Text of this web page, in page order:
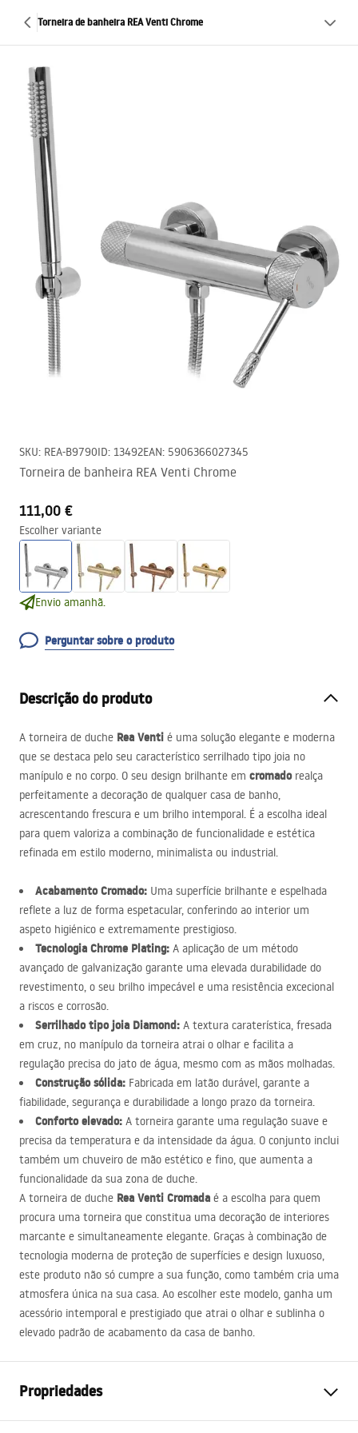
Torneira de banheira REA Venti Chrome
SKU: REA-B9790ID: 13492EAN: 5906366027345
Torneira de banheira REA Venti Chrome
111,00 €
Escolher variante
Envio amanhã.
Perguntar sobre o produto
Descrição do produto
A torneira de duche Rea Venti é uma solução elegante e moderna
que se destaca pelo seu característico serrilhado tipo joia no
manípulo e no corpo. O seu design brilhante em cromadorealça
perfeitamente a decoração de qualquer casa de banho,
acrescentando frescura e um brilho intemporal. É a escolha ideal
para quem valoriza a combinação de funcionalidade e estética
refinada em estilo moderno, minimalista ou industrial.
Acabamento Cromado: Uma superfície brilhante e espelhada
reflete a luz de forma espetacular, conferindo ao interior um
aspeto higiénico e extremamente prestigioso.
Tecnologia Chrome Plating: A aplicação de um método
avançado de galvanização garante uma elevada durabilidade do
revestimento, o seu brilho impecável e uma resistência excecional
a riscos e corrosão.
Serrilhado tipo joia Diamond: A textura caraterística, fresada
em cruz, no manípulo da torneira atrai o olhar e facilita a
regulação precisa do jato de água, mesmo com as mãos molhadas.
Construção sólida: Fabricada em latão durável, garante a
fiabilidade, segurança e durabilidade a longo prazo da torneira.
Conforto elevado: A torneira garante uma regulação suave e
precisa da temperatura e da intensidade da água. O conjunto inclui
também um chuveiro de mão estético e fino, que aumenta a
funcionalidade da sua zona de duche.
A torneira de duche Rea Venti Cromada é a escolha para quem
procura uma torneira que constitua uma decoração de interiores
marcante e simultaneamente elegante. Graças à combinação de
tecnologia moderna de proteção de superfícies e design luxuoso,
este produto não só cumpre a sua função, como também cria uma
atmosfera única na sua casa. Ao escolher este modelo, ganha um
acessório intemporal e prestigiado que atrai o olhar e sublinha o
elevado padrão de acabamento da casa de banho.
Propriedades